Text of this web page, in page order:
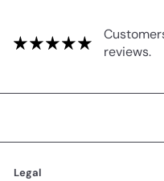
reviews.
Legal